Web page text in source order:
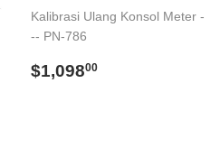
Kalibrasi Ulang Konsol Meter -
-- PN-786
Regular
$1,09800